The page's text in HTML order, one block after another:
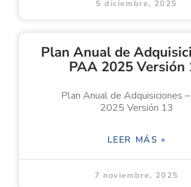
5 diciembre, 2025
Plan Anual de
PAA 2025 Versión
Plan Anual de Adquisiciones
2025 Versión 13
LEER MÁS »
7 noviembre, 2025